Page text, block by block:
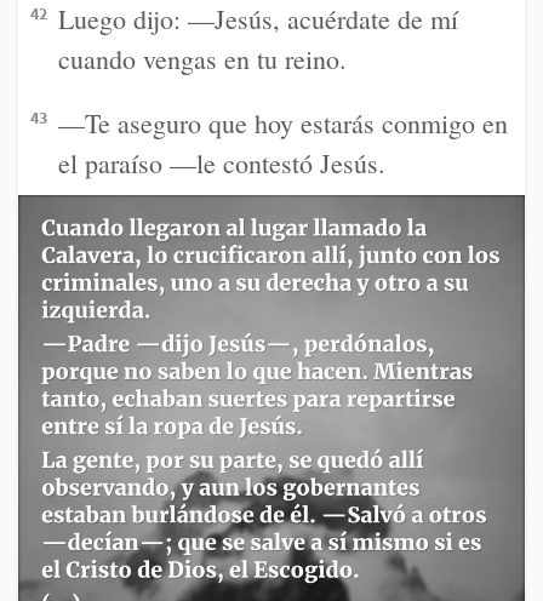
42 Luego dijo: —Jesús, acuérdate de mí
cuando vengas en tu reino.
43 —Te aseguro que hoy estarás conmigo en
el paraíso —le contestó Jesús.